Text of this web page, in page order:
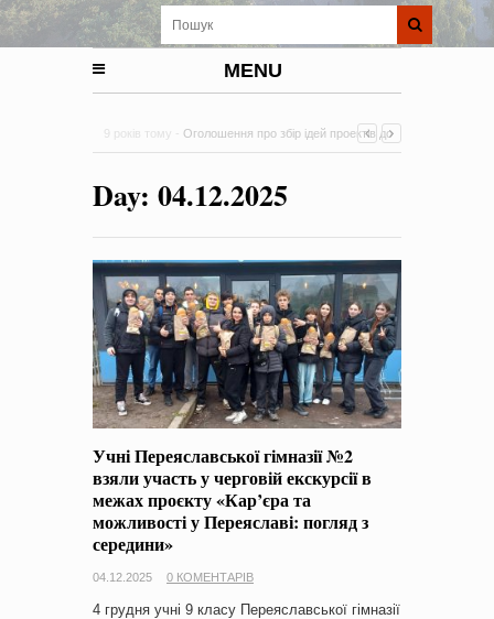
MENU
9 років тому - Оголошення про збір ідей проектів до
на період 2018 – 2020 роки Оголошення про збір ідей
проектів
0 Коментарів
Day: 04.12.2025
Учні Переяславської гімназії №2
взяли участь у черговій екскурсії в
межах проєкту «Кар’єра та
можливості у Переяславі: погляд з
середини»
04.12.2025 0 КОМЕНТАРІВ
4 грудня учні 9 класу Переяславської гімназії